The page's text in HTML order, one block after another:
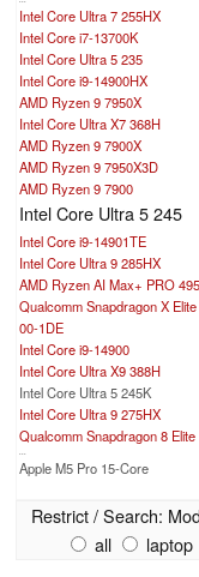
Intel Core Ultra 7 255HX
Intel Core i7-13700K
Intel Core Ultra 5 235
Intel Core i9-14900HX
AMD Ryzen 9 7950X
Intel Core Ultra X7 368H
AMD Ryzen 9 7900X
AMD Ryzen 9 7950X3D
AMD Ryzen 9 7900
Intel Core Ultra 5 245
Intel Core i9-14901TE
Intel Core Ultra 9 285HX
AMD Ryzen AI Max+ PRO 495
Qualcomm Snapdragon X
00-1DE
Intel Core i9-14900
Intel Core Ultra X9 388H
Intel Core Ultra 5 245K
Intel Core Ultra 9 275HX
Qualcomm Snapdragon 8 Elite
Apple M5 Pro 15-Core
Restrict / Search:
all
laptop